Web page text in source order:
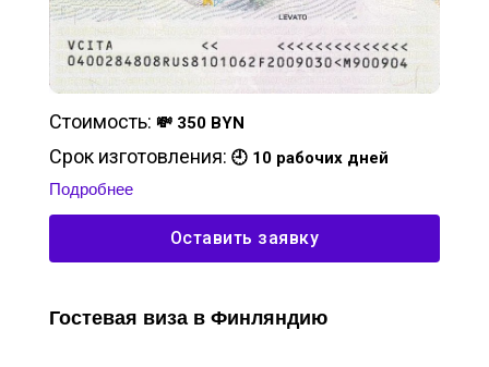
Стоимость: 💸 350 BYN
Срок изготовления: 🕘 10 рабочих дней
Подробнее
Оставить заявку
Гостевая виза в Финляндию